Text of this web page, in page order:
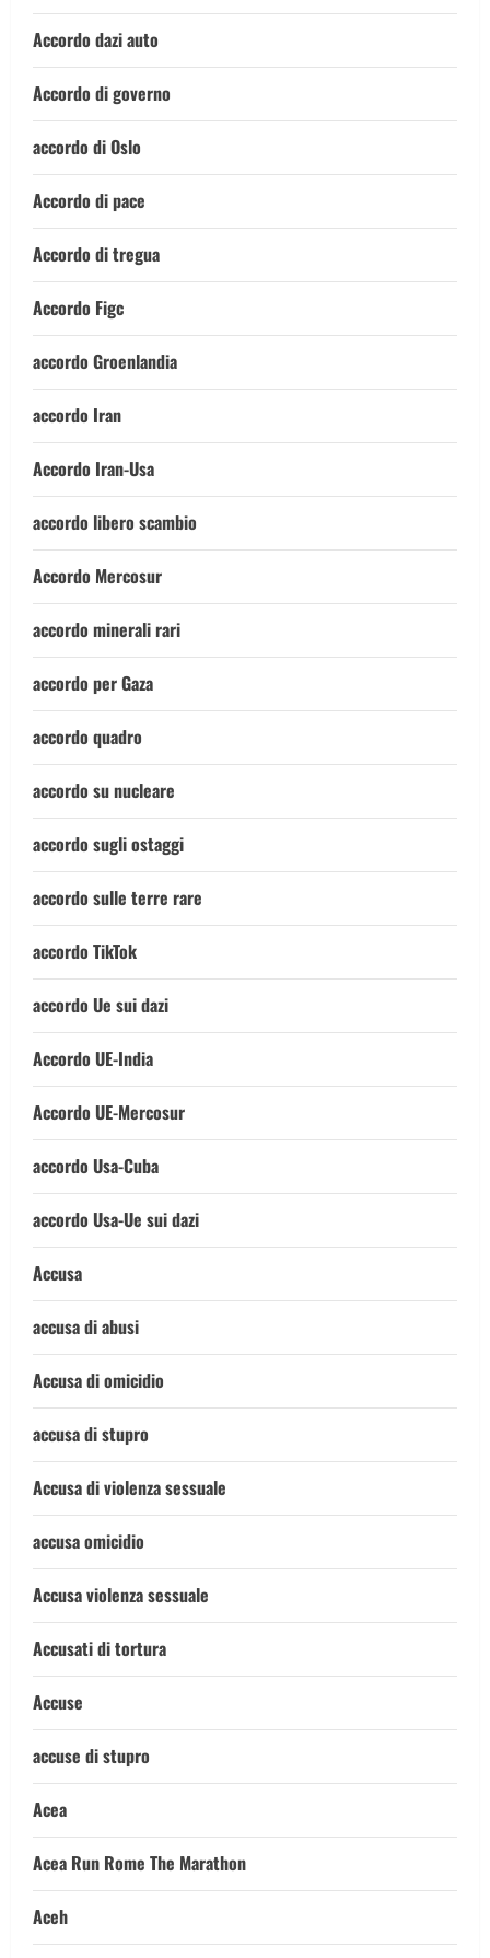
Accordo dazi auto
Accordo di governo
accordo di Oslo
Accordo di pace
Accordo di tregua
Accordo Figc
accordo Groenlandia
accordo Iran
Accordo Iran-Usa
accordo libero scambio
Accordo Mercosur
accordo minerali rari
accordo per Gaza
accordo quadro
accordo su nucleare
accordo sugli ostaggi
accordo sulle terre rare
accordo TikTok
accordo Ue sui dazi
Accordo UE-India
Accordo UE-Mercosur
accordo Usa-Cuba
accordo Usa-Ue sui dazi
Accusa
accusa di abusi
Accusa di omicidio
accusa di stupro
Accusa di violenza sessuale
accusa omicidio
Accusa violenza sessuale
Accusati di tortura
Accuse
accuse di stupro
Acea
Acea Run Rome The Marathon
Aceh